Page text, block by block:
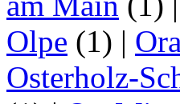
Olpe (1) |
Osterholz-